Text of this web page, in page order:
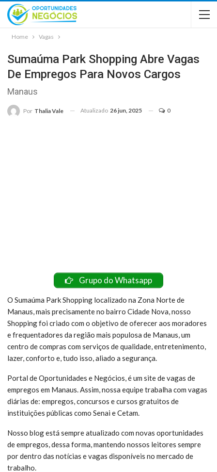
Home Vagas
Sumaúma Park Shopping Abre Vagas
De Empregos Para Novos Cargos
Manaus
Por Thalia Vale Atualizado 26 jun, 2025 0
Grupo do Whatsapp
O Sumaúma Park Shopping localizado na Zona Norte de
Manaus, mais precisamente no bairro Cidade Nova, nosso
Shopping foi criado com o objetivo de oferecer aos moradores
e frequentadores da região mais populosa de Manaus, um
centro de compras com serviços de qualidade, entretenimento,
lazer, conforto e, tudo isso, aliado a segurança.
Portal de Oportunidades e Negócios, é um site de vagas de
empregos em Manaus. Assim, nossa equipe trabalha com vagas
diárias de: empregos, concursos e cursos gratuitos de
instituições públicas como Senai e Cetam.
Nosso blog está sempre atualizado com novas oportunidades
de empregos, dessa forma, mantendo nossos leitores sempre
por dentro das notícias e vagas disponíveis no mercado de
trabalho.